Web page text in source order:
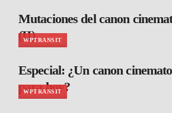
Mutaciones del canon
(II)
WPTRANSIT
Especial: ¿Un canon
para hoy?
WPTRANSIT